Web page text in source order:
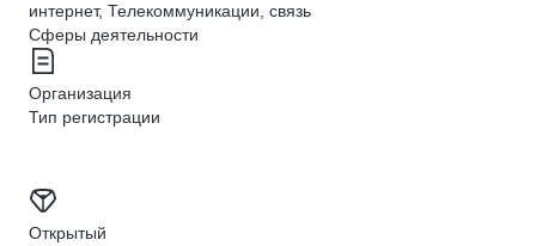
интернет, Телекоммуникации, связь
Сферы деятельности
Организация
Тип регистрации
Открытый